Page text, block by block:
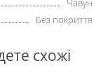
Чавун
Без покриття
схожі